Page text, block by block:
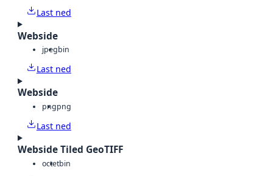
Last ned
Webside
jpegbin
Last ned
Webside
pngpng
Last ned
Webside Tiled GeoTIFF
octetbin